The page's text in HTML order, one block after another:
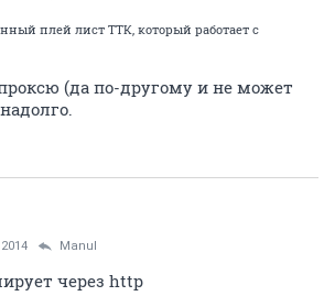
плей лист ТТК, который работает с
(да по-другому и не может
Manul
через http